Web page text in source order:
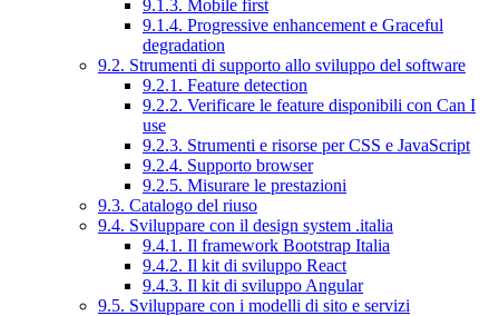
9.1.3. Mobile first
9.1.4. Progressive enhancement e Graceful
degradation
9.2. Strumenti di supporto allo sviluppo del software
9.2.1. Feature detection
9.2.2. Verificare le feature disponibili con Can I
use
9.2.3. Strumenti e risorse per CSS e JavaScript
9.2.4. Supporto browser
9.2.5. Misurare le prestazioni
9.3. Catalogo del riuso
9.4. Sviluppare con il design system .italia
9.4.1. Il framework Bootstrap Italia
9.4.2. Il kit di sviluppo React
9.4.3. Il kit di sviluppo Angular
9.5. Sviluppare con i modelli di sito e servizi